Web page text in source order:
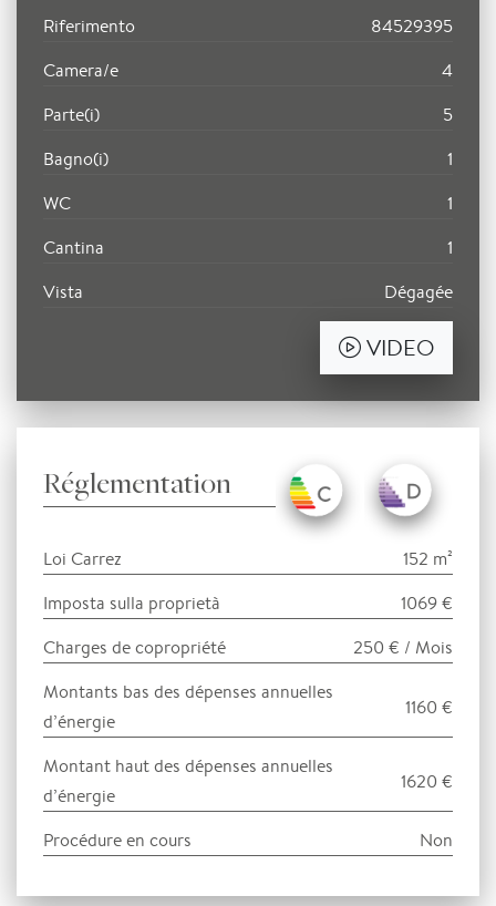
Riferimento
84529395
Camera/e
4
Parte(i)
5
Bagno(i)
1
WC
1
Cantina
1
Vista
Dégagée
VIDEO
Réglementation
Loi Carrez
152 m²
Imposta sulla proprietà
1069 €
Charges de copropriété
250 € / Mois
Montants bas des dépenses annuelles
d’énergie
1160 €
Montant haut des dépenses annuelles
d’énergie
1620 €
Procédure en cours Non